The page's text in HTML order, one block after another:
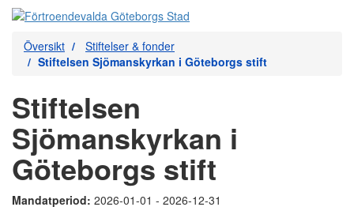
Översikt
Stiftelser & fonder
Stiftelsen Sjömanskyrkan i Göteborgs stift
Stiftelsen
Sjömanskyrkan i
Göteborgs stift
Mandatperiod: 2026-01-01 - 2026-12-31